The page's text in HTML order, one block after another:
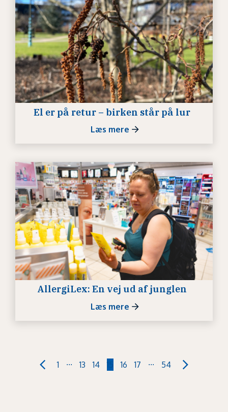
El er på retur – birken står på lur
Læs mere
AllergiLex: En vej ud af junglen
Læs mere
1 ... 13 14 15 16 17 ... 54